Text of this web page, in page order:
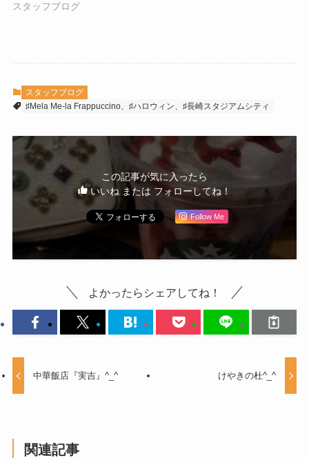
スタッフブログ
スタッフブログ
♯Mela Me-la Frappuccino、♯ハロウィン、♯長崎スタジアムシティ
この記事が気に入ったら
いいね または フォローしてね！
Follow Me
よかったらシェアしてね！
中華飯店『実吉』^_^ けやきの杜^_^
関連記事